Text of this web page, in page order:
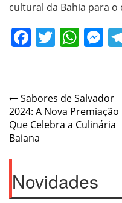
cultural da Bahia para
Facebook
Twitter
Post
navigation
Sabores de Salvador
2024: A Nova Premiação
Que Celebra a Culinária
Baiana
Novidades